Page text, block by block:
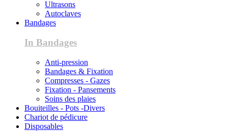
Ultrasons
Autoclaves
Bandages
In Bandages
Anti-pression
Bandages & Fixation
Compresses - Gazes
Fixation - Pansements
Soins des plaies
Bouiteilles - Pots -Divers
Chariot de pédicure
Disposables